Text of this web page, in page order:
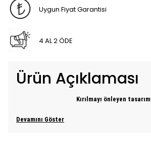
Uygun Fiyat Garantisi
4 AL 2 ÖDE
Ürün Açıklaması
Kırılmayı önleyen tasarım
Devamını Göster